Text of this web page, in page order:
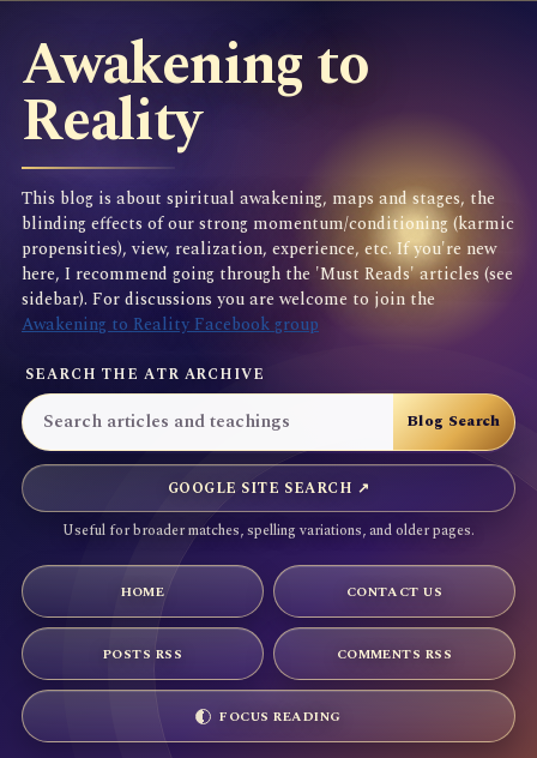
Awakening to
Reality
This blog is about spiritual awakening, maps and stages, the
blinding effects of our strong momentum/conditioning (karmic
propensities), view, realization, experience, etc. If you're new
here, I recommend going through the 'Must Reads' articles (see
sidebar). For discussions you are welcome to join the
Awakening to Reality Facebook group
SEARCH THE ATR ARCHIVE
GOOGLE SITE SEARCH ↗
Useful for broader matches, spelling variations, and older pages.
HOME CONTACT US
POSTS RSS COMMENTS RSS
FOCUS READING